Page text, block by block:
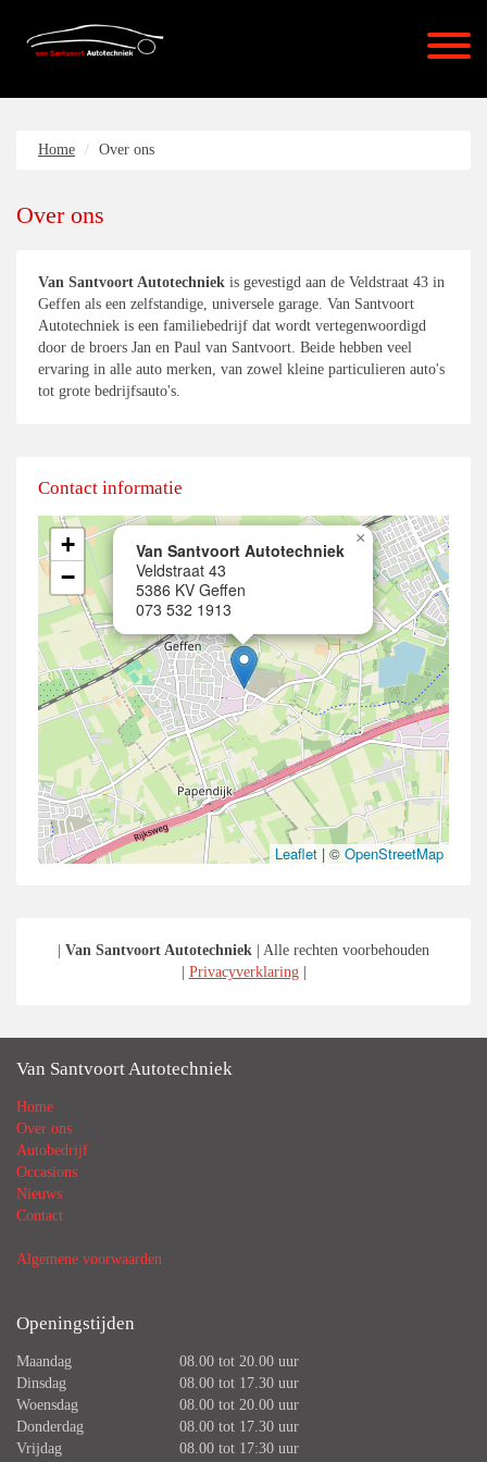
Home Over ons
Over ons
Van Santvoort Autotechniek is gevestigd aan de Veldstraat 43 in
Geffen als een zelfstandige, universele garage. Van Santvoort
Autotechniek is een familiebedrijf dat wordt vertegenwoordigd
door de broers Jan en Paul van Santvoort. Beide hebben veel
ervaring in alle auto merken, van zowel kleine particulieren auto's
tot grote bedrijfsauto's.
Contact informatie
Van Santvoort Autotechniek
Veldstraat 43
5386 KV Geffen
073 532 1913
×
+
−
Leaflet | © OpenStreetMap
Van Santvoort Autotechniek | Alle rechten voorbehouden
Privacyverklaring|
Van Santvoort Autotechniek
Home
Over ons
Autobedrijf
Occasions
Nieuws
Contact
Algemene voorwaarden
Openingstijden
Maandag
08.00 tot 20.00 uur
Dinsdag
08.00 tot 17.30 uur
Woensdag
08.00 tot 20.00 uur
Donderdag
08.00 tot 17.30 uur
Vrijdag
08.00 tot 17:30 uur